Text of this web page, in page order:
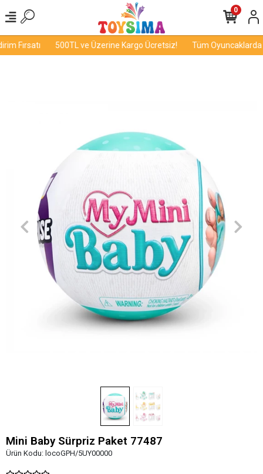
Fırsatı 500TL ve Üzerine Kargo Ücretsiz! Tüm Oyuncaklarda
0
Mini Baby Sürpriz Paket 77487
Ürün Kodu: locoGPH/5UY00000